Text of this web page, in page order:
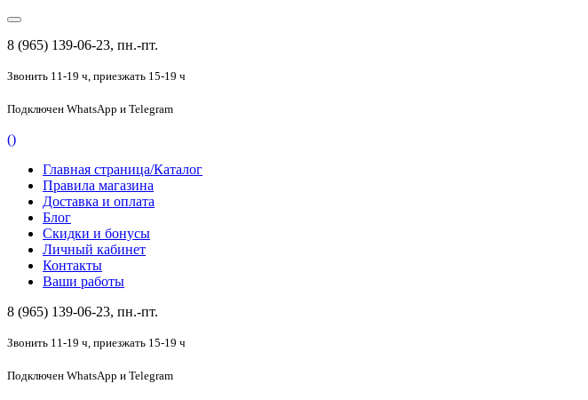
8 (965) 139-06-23, пн.-пт.
Звонить 11-19 ч, приезжать 15-19 ч
Подключен WhatsApp и Telegram
()
Главная страница/Каталог
Правила магазина
Доставка и оплата
Блог
Скидки и бонусы
Личный кабинет
Контакты
Ваши работы
8 (965) 139-06-23, пн.-пт.
Звонить 11-19 ч, приезжать 15-19 ч
Подключен WhatsApp и Telegram